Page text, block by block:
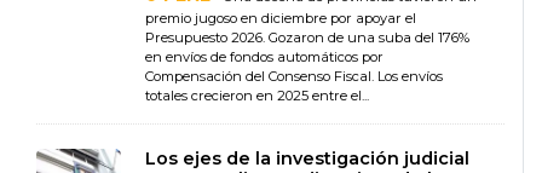
premio jugoso en diciembre por apoyar el
Presupuesto 2026. Gozaron de una suba del 176%
en envíos de fondos automáticos por
Compensación del Consenso Fiscal. Los envíos
totales crecieron en 2025 entre el...
Los ejes de la investigación judicial